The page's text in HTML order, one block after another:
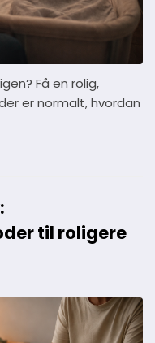
Få en rolig,
er normalt, hvordan
til roligere